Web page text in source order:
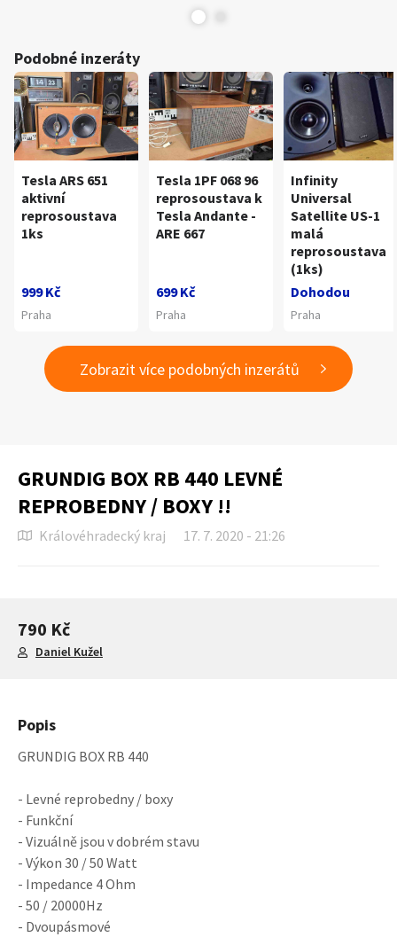
Podobné inzeráty
Tesla ARS 651
aktivní
reprosoustava
1ks
999 Kč
Praha
Tesla 1PF 068 96
reprosoustava k
Tesla Andante -
ARE 667
699 Kč
Praha
Infinity
Universal
Satellite US-1
malá
reprosoustava
(1ks)
Dohodou
Praha
Zobrazit více podobných inzerátů
GRUNDIG BOX RB 440 LEVNÉ
REPROBEDNY / BOXY !!
Královéhradecký kraj 17. 7. 2020 - 21:26
790 Kč
Daniel Kužel
Popis
GRUNDIG BOX RB 440
- Levné reprobedny / boxy
- Funkční
- Vizuálně jsou v dobrém stavu
- Výkon 30 / 50 Watt
- Impedance 4 Ohm
- 50 / 20000Hz
- Dvoupásmové